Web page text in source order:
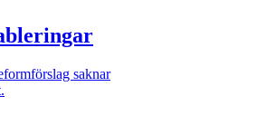
saknar